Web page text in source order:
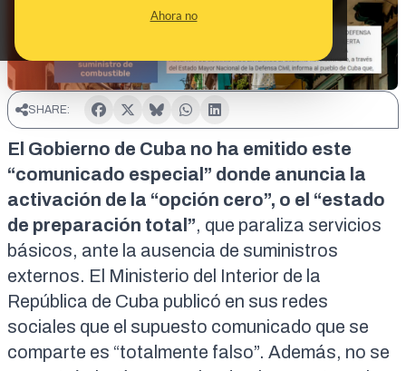
Ahora no
SHARE:
El Gobierno de Cuba no ha emitido este
“comunicado especial” donde anuncia la
activación de la “opción cero”, o el “estado
de preparación total”, que paraliza servicios
básicos, ante la ausencia de suministros
externos. El Ministerio del Interior de la
República de Cuba publicó en sus redes
sociales que el supuesto comunicado que se
comparte es “totalmente falso”. Además, no se